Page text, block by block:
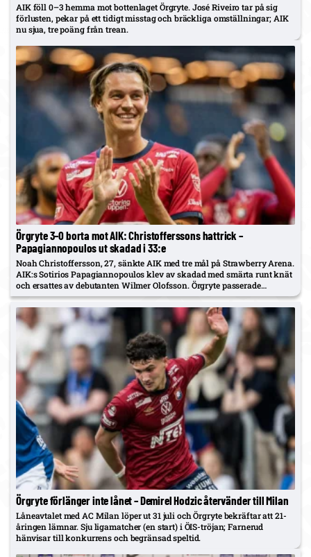
AIK föll 0–3 hemma mot bottenlaget Örgryte. José Riveiro tar på sig
förlusten, pekar på ett tidigt misstag och bräckliga omställningar; AIK
nu sjua, tre poäng från trean.
Örgryte 3–0 borta mot AIK: Christofferssons hattrick –
Papagiannopoulos ut skadad i 33:e
Noah Christoffersson, 27, sänkte AIK med tre mål på Strawberry Arena.
AIK:s Sotirios Papagiannopoulos klev av skadad med smärta runt knät
och ersattes av debutanten Wilmer Olofsson. Örgryte passerade
Degerfors upp på kvalplats – AIK buades ut och tappade mark…
Örgryte förlänger inte lånet – Demirel Hodzic återvänder till Milan
Låneavtalet med AC Milan löper ut 31 juli och Örgryte bekräftar att 21-
åringen lämnar. Sju ligamatcher (en start) i ÖIS-tröjan; Farnerud
hänvisar till konkurrens och begränsad speltid.